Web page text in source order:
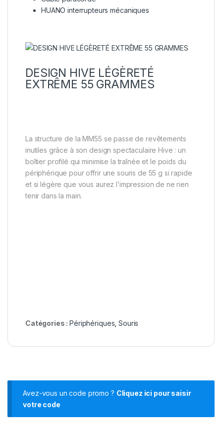
HUANO interrupteurs mécaniques
DESIGN HIVE LÉGÈRETÉ
EXTRÊME 55 GRAMMES
La structure de la MM55 se passe de revêtements
inutiles grâce à son design spectaculaire Hive : un
boîtier profilé qui minimise la traînée et le poids du
périphérique pour offrir une souris de 55 g si rapide
et si légère que vous aurez l’impression de ne rien
tenir dans la main.
Catégories :Périphériques ,Souris
Avez-vous un code promo ? Cliquez ici pour saisir
votre code